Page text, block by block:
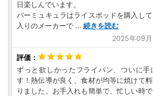
日楽しんでいます。
バーミュキュラはライスポッドを購入し
入りのメーカーで ... 続きを読む
2025年09
ずっと欲しかったフライパン、ついに手
す！熱伝導が良く、食材が均等に焼けて
りました。お手入れも簡単で、忙しい時